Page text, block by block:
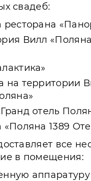
свадеб:
ресторана
Вилл
на территории
отель
«Поляна 1389
все
в помещения: